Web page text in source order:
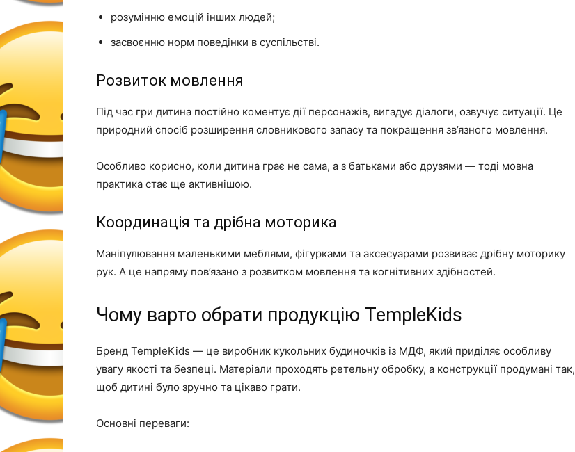
розумінню емоцій інших людей;
засвоєнню норм поведінки в суспільстві.
Розвиток мовлення
Під час гри дитина постійно коментує дії персонажів, вигадує діалоги, озвучує ситуації. Це
природний спосіб розширення словникового запасу та покращення зв’язного мовлення.
Особливо корисно, коли дитина грає не сама, а з батьками або друзями — тоді мовна
практика стає ще активнішою.
Координація та дрібна моторика
Маніпулювання маленькими меблями, фігурками та аксесуарами розвиває дрібну моторику
рук. А це напряму пов’язано з розвитком мовлення та когнітивних здібностей.
Чому варто обрати продукцію TempleKids
Бренд TempleKids — це виробник кукольних будиночків із МДФ, який приділяє особливу
увагу якості та безпеці. Матеріали проходять ретельну обробку, а конструкції продумані так,
щоб дитині було зручно та цікаво грати.
Основні переваги: